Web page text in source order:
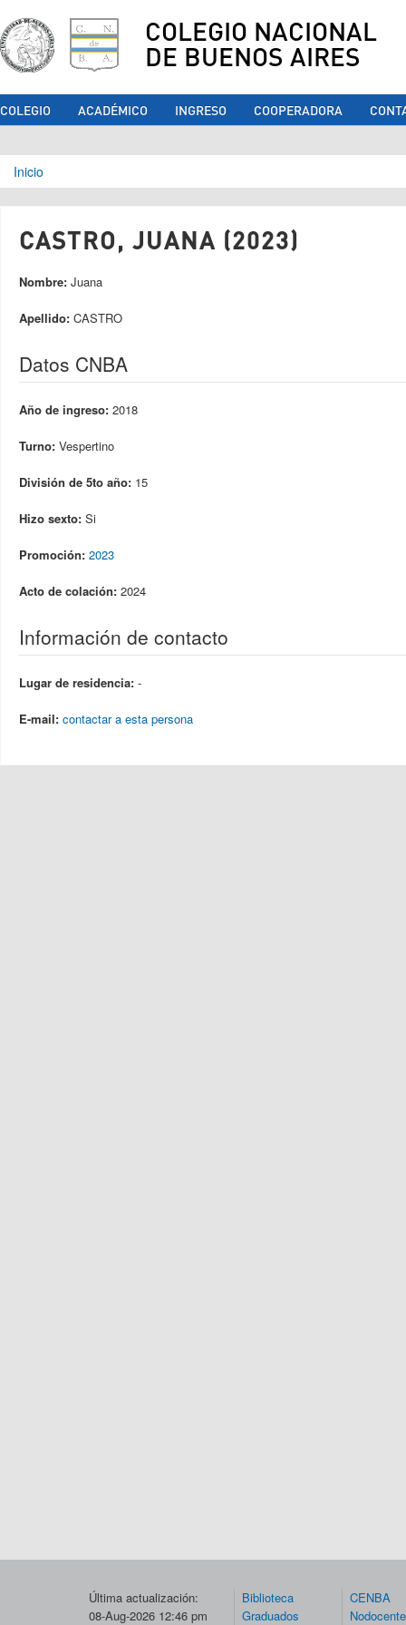
COLEGIO NACIONAL
DE BUENOS AIRES
COLEGIO ACADÉMICO INGRESO COOPERADORA
Se encuentra usted aquí
Inicio
CASTRO, JUANA (2023)
Nombre: Juana
Apellido: CASTRO
Datos CNBA
Año de ingreso: 2018
Turno: Vespertino
División de 5to año: 15
Hizo sexto: Si
Promoción: 2023
Acto de colación: 2024
Información de contacto
Lugar de residencia: -
E-mail: contactar a esta persona
Última actualización:
08-Aug-2026 12:46 pm
Biblioteca
Graduados
CENBA